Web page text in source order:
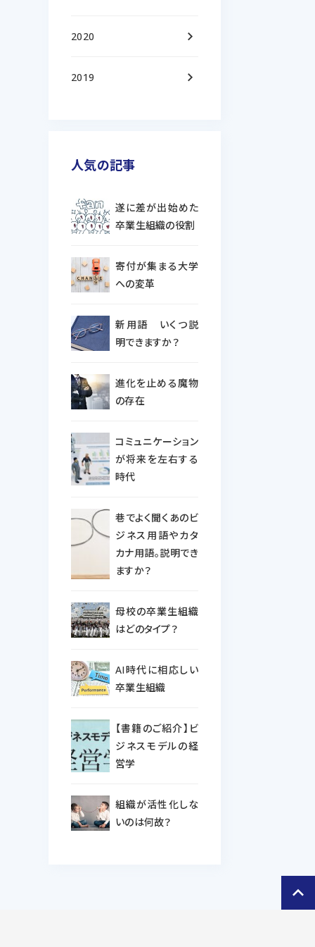
2020 keyboard_arrow_right
2019 keyboard_arrow_right
人気の記事
遂に差が出始めた
卒業生組織の役割
寄付が集まる大学
への変革
新用語 いくつ説
明できますか？
進化を止める魔物
の存在
コミュニケーション
が将来を左右する
時代
巷でよく聞くあのビ
ジネス用語やカタ
カナ用語。説明でき
ますか？
母校の卒業生組織
はどのタイプ？
AI時代に相応しい
卒業生組織
【書籍のご紹介】ビ
ジネスモデルの経
営学
組織が活性化しな
いのは何故？
keyboard_arrow_up